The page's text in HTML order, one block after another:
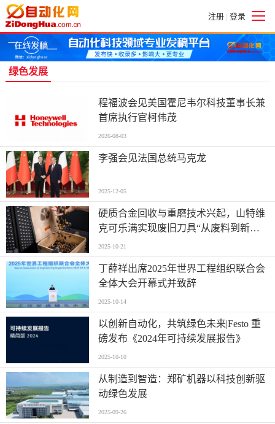
注册 | 登录
绿色发展
程福波会见美国霍尼韦尔科技董事长兼
首席执行官柯伟茂
2026-08-03
李强会见法国总统马克龙
2025-12-05
硬质合金回收与重磨技术兴起，山特维
克可乐满实现废旧刀具“从废料到新品”
绿色闭环
2025-10-21
丁薛祥出席2025年世界工程组织联合会
全体大会开幕式并致辞
2025-10-14
以创新自动化，共筑绿色未来|Festo 重
磅发布《2024年可持续发展报告》
2025-10-10
从制造到智造：郑矿机器以科技创新驱
动绿色发展
2025-09-26